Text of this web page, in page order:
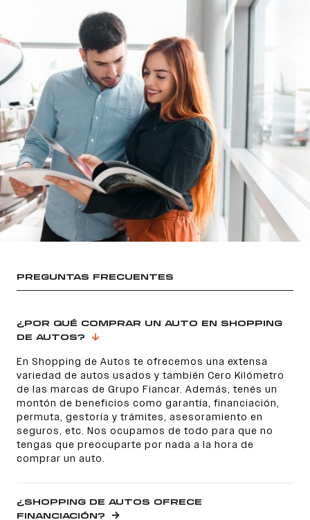
PREGUNTAS FRECUENTES
¿POR QUÉ COMPRAR UN AUTO EN SHOPPING
DE AUTOS?
En Shopping de Autos te ofrecemos una extensa
variedad de autos usados y también Cero Kilómetro
de las marcas de Grupo Fiancar. Además, tenés un
montón de beneficios como garantía, financiación,
permuta, gestoría y trámites, asesoramiento en
seguros, etc. Nos ocupamos de todo para que no
tengas que preocuparte por nada a la hora de
comprar un auto.
¿SHOPPING DE AUTOS OFRECE
FINANCIACIÓN?